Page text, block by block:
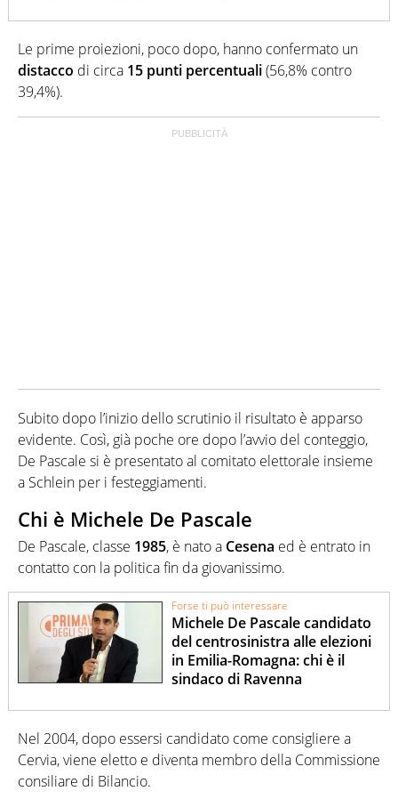
Le prime proiezioni, poco dopo, hanno confermato un
distacco di circa 15 punti percentuali(56,8% contro
39,4%).
Subito dopo l’inizio dello scrutinio il risultato è apparso
evidente. Così, già poche ore dopo l’avvio del conteggio,
De Pascale si è presentato al comitato elettorale insieme
a Schlein per i festeggiamenti.
Chi è Michele De Pascale
De Pascale, classe 1985, è nato a Cesena ed è entrato in
contatto con la politica fin da giovanissimo.
Forse ti può interessare
Michele De Pascale candidato
del centrosinistra alle elezioni
in Emilia-Romagna: chi è il
sindaco di Ravenna
Nel 2004, dopo essersi candidato come consigliere a
Cervia, viene eletto e diventa membro della Commissione
consiliare di Bilancio.